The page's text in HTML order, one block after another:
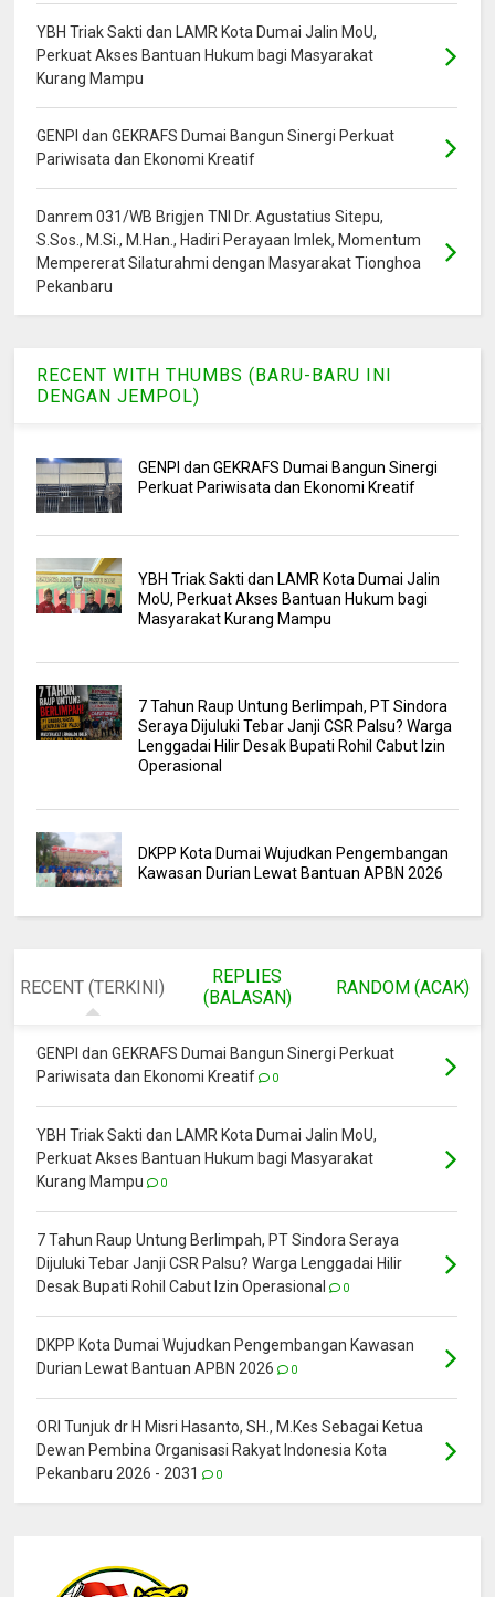
YBH Triak Sakti dan LAMR Kota Dumai Jalin MoU,
Perkuat Akses Bantuan Hukum bagi Masyarakat
Kurang Mampu
GENPI dan GEKRAFS Dumai Bangun Sinergi Perkuat
Pariwisata dan Ekonomi Kreatif
Danrem 031/WB Brigjen TNI Dr. Agustatius Sitepu,
S.Sos., M.Si., M.Han., Hadiri Perayaan Imlek, Momentum
Mempererat Silaturahmi dengan Masyarakat Tionghoa
Pekanbaru
RECENT WITH THUMBS (BARU-BARU INI
DENGAN JEMPOL)
GENPI dan GEKRAFS Dumai Bangun Sinergi
Perkuat Pariwisata dan Ekonomi Kreatif
YBH Triak Sakti dan LAMR Kota Dumai Jalin
MoU, Perkuat Akses Bantuan Hukum bagi
Masyarakat Kurang Mampu
7 Tahun Raup Untung Berlimpah, PT Sindora
Seraya Dijuluki Tebar Janji CSR Palsu? Warga
Lenggadai Hilir Desak Bupati Rohil Cabut Izin
Operasional
DKPP Kota Dumai Wujudkan Pengembangan
Kawasan Durian Lewat Bantuan APBN 2026
RECENT (TERKINI)
REPLIES
(BALASAN)
RANDOM (ACAK)
GENPI dan GEKRAFS Dumai Bangun Sinergi Perkuat
Pariwisata dan Ekonomi Kreatif
0
YBH Triak Sakti dan LAMR Kota Dumai Jalin MoU,
Perkuat Akses Bantuan Hukum bagi Masyarakat
Kurang Mampu
0
7 Tahun Raup Untung Berlimpah, PT Sindora Seraya
Dijuluki Tebar Janji CSR Palsu? Warga Lenggadai Hilir
Desak Bupati Rohil Cabut Izin Operasional
0
DKPP Kota Dumai Wujudkan Pengembangan Kawasan
Durian Lewat Bantuan APBN 2026
0
ORI Tunjuk dr H Misri Hasanto, SH., M.Kes Sebagai Ketua
Dewan Pembina Organisasi Rakyat Indonesia Kota
Pekanbaru 2026 - 2031
0